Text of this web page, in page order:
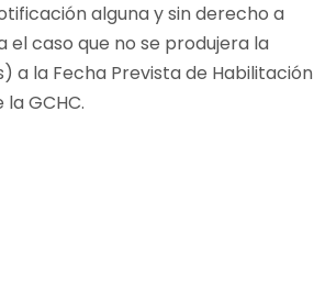
alguna y sin derecho a
caso que no se produjera la
la Fecha Prevista de Habilitación
GCHC.